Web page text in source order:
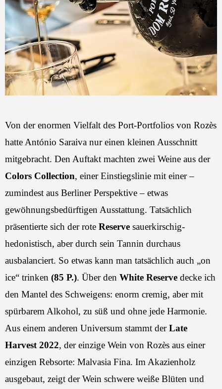
Von der enormen Vielfalt des Port-Portfolios von Rozès
hatte António Saraiva nur einen kleinen Ausschnitt
mitgebracht. Den Auftakt machten zwei Weine aus der
Colors Collection, einer Einstiegslinie mit einer –
zumindest aus Berliner Perspektive – etwas
gewöhnungsbedürftigen Ausstattung. Tatsächlich
präsentierte sich der rote Reserve sauerkirschig-
hedonistisch, aber durch sein Tannin durchaus
ausbalanciert. So etwas kann man tatsächlich auch „on
ice“ trinken (85 P.). Über den White Reserve decke ich
den Mantel des Schweigens: enorm cremig, aber mit
spürbarem Alkohol, zu süß und ohne jede Harmonie.
Aus einem anderen Universum stammt derLate
Harvest 2022, der einzige Wein von Rozès aus einer
einzigen Rebsorte: Malvasia Fina. Im Akazienholz
ausgebaut, zeigt der Wein schwere weiße Blüten und